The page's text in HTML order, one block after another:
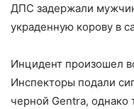
ДПС задержали
украденную корову в
Инцидент произошел
Инспекторы подали
черной Gentra, однако